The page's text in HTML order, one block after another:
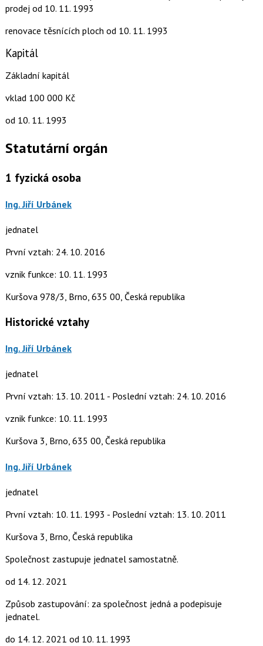
prodej od 10. 11. 1993
renovace těsnících ploch od 10. 11. 1993
Kapitál
Základní kapitál
vklad 100 000 Kč
od 10. 11. 1993
Statutární orgán
1 fyzická osoba
Ing. Jiří Urbánek
jednatel
První vztah: 24. 10. 2016
vznik funkce: 10. 11. 1993
Kuršova 978/3, Brno, 635 00, Česká republika
Historické vztahy
Ing. Jiří Urbánek
jednatel
První vztah: 13. 10. 2011 - Poslední vztah: 24. 10. 2016
vznik funkce: 10. 11. 1993
Kuršova 3, Brno, 635 00, Česká republika
Ing. Jiří Urbánek
jednatel
První vztah: 10. 11. 1993 - Poslední vztah: 13. 10. 2011
Kuršova 3, Brno, Česká republika
Společnost zastupuje jednatel samostatně.
od 14. 12. 2021
Způsob zastupování: za společnost jedná a podepisuje
jednatel.
do 14. 12. 2021 od 10. 11. 1993